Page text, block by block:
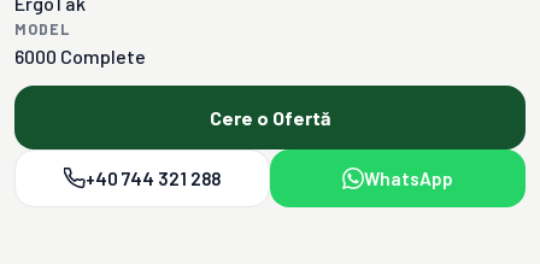
MODEL
6000 Complete
Cere o Ofertă
+40 744 321 288 WhatsApp